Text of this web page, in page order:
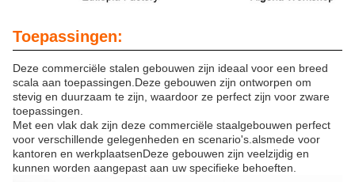
Toepassingen:
Deze commerciële stalen gebouwen zijn ideaal voor een breed
scala aan toepassingen.Deze gebouwen zijn ontworpen om
stevig en duurzaam te zijn, waardoor ze perfect zijn voor zware
toepassingen.
Met een vlak dak zijn deze commerciële staalgebouwen perfect
voor verschillende gelegenheden en scenario's.alsmede voor
kantoren en werkplaatsenDeze gebouwen zijn veelzijdig en
kunnen worden aangepast aan uw specifieke behoeften.